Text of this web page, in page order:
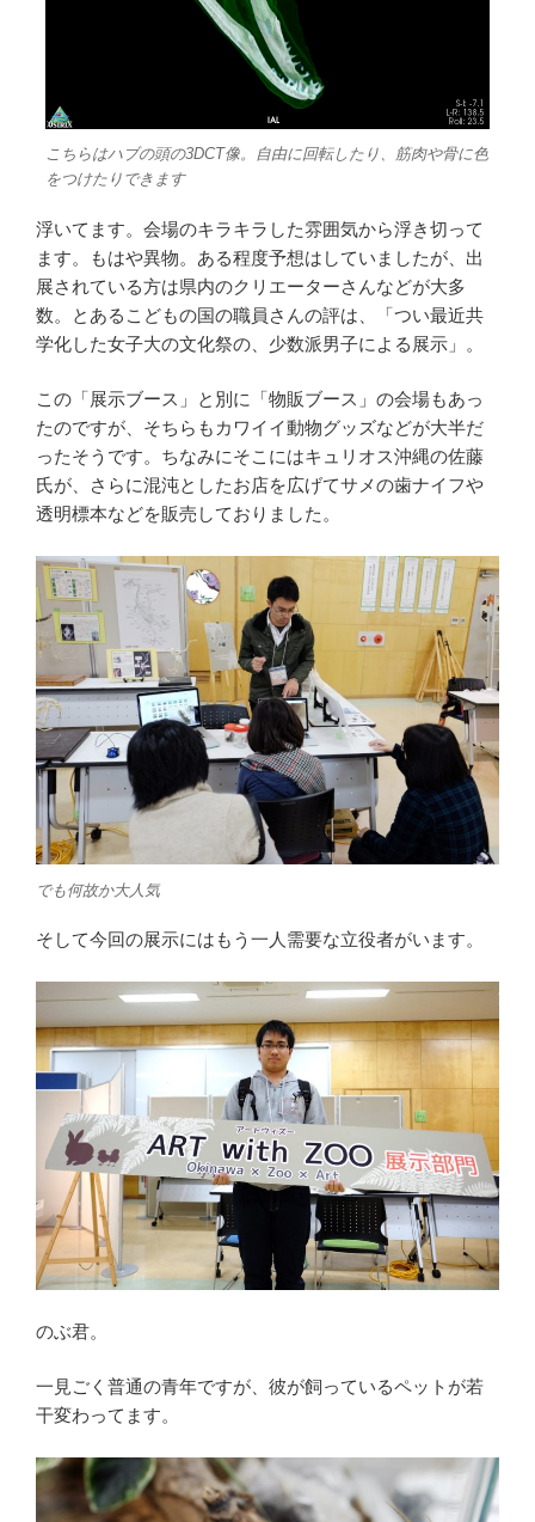
こちらはハブの頭の3DCT像。自由に回転したり、筋肉や骨に色
をつけたりできます
浮いてます。会場のキラキラした雰囲気から浮き切って
ます。もはや異物。ある程度予想はしていましたが、出
展されている方は県内のクリエーターさんなどが大多
数。とあるこどもの国の職員さんの評は、「つい最近共
学化した女子大の文化祭の、少数派男子による展示」。
この「展示ブース」と別に「物販ブース」の会場もあっ
たのですが、そちらもカワイイ動物グッズなどが大半だ
ったそうです。ちなみにそこにはキュリオス沖縄の佐藤
氏が、さらに混沌としたお店を広げてサメの歯ナイフや
透明標本などを販売しておりました。
でも何故か大人気
そして今回の展示にはもう一人需要な立役者がいます。
のぶ君。
一見ごく普通の青年ですが、彼が飼っているペットが若
干変わってます。